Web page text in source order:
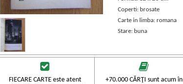
Coperti: brosate
Carte in limba: romana
Stare: buna
FIECARE CARTE este atent
+70.000 CĂRŢI sunt acum în